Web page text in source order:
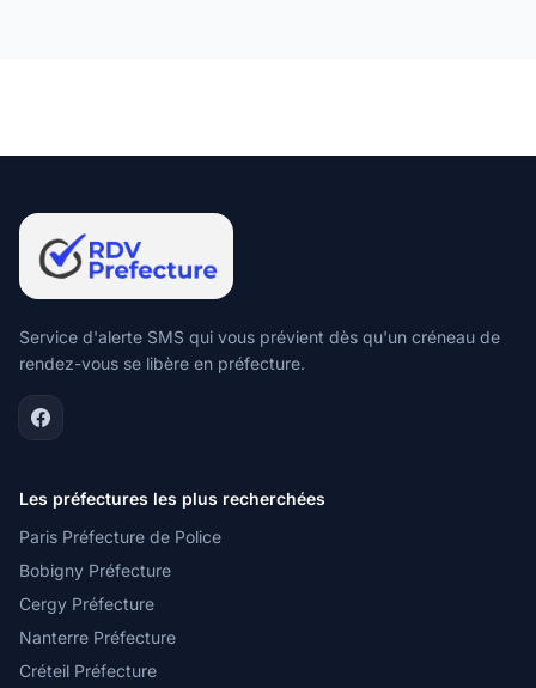
Service d'alerte SMS qui vous prévient dès qu'un créneau de
rendez-vous se libère en préfecture.
Les préfectures les plus recherchées
Paris Préfecture de Police
Bobigny Préfecture
Cergy Préfecture
Nanterre Préfecture
Créteil Préfecture